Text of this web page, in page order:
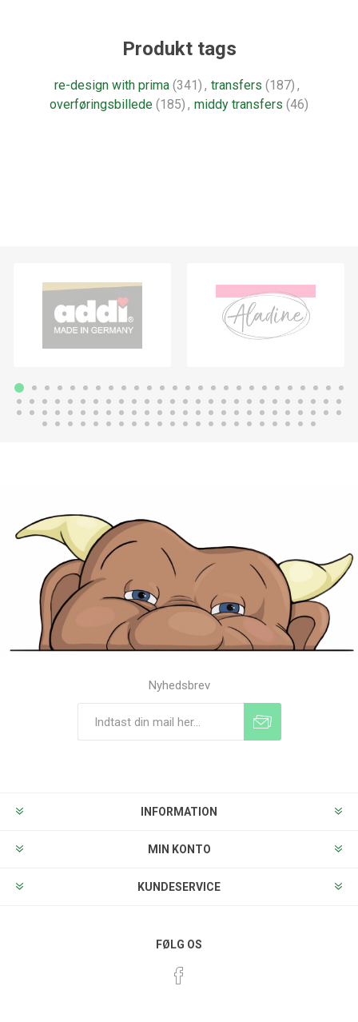
Produkt tags
re-design with prima (341) , transfers (187) ,
overføringsbillede (185) , middy transfers (46)
Nyhedsbrev
INFORMATION
MIN KONTO
KUNDESERVICE
FØLG OS